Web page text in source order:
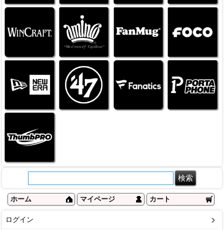
ホーム マイページ カート
ログイン